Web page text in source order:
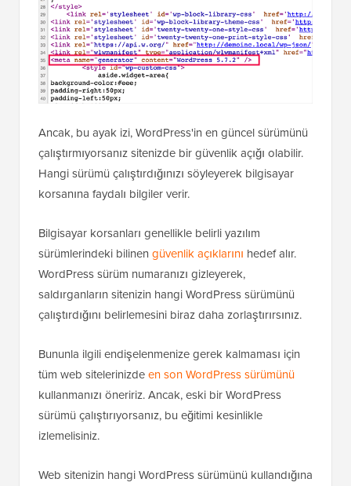
Ancak, bu ayak izi, WordPress'in en güncel sürümünü
çalıştırmıyorsanız sitenizde bir güvenlik açığı olabilir.
Hangi sürümü çalıştırdığınızı söyleyerek bilgisayar
korsanına faydalı bilgiler verir.
Bilgisayar korsanları genellikle belirli yazılım
sürümlerindeki bilinen güvenlik açıklarını hedef alır.
WordPress sürüm numaranızı gizleyerek,
saldırganların sitenizin hangi WordPress sürümünü
çalıştırdığını belirlemesini biraz daha zorlaştırırsınız.
Bununla ilgili endişelenmenize gerek kalmaması için
tüm web sitelerinizdeen son WordPress sürümünü
kullanmanızı öneririz. Ancak, eski bir WordPress
sürümü çalıştırıyorsanız, bu eğitimi kesinlikle
izlemelisiniz.
Web sitenizin hangi WordPress sürümünü kullandığına